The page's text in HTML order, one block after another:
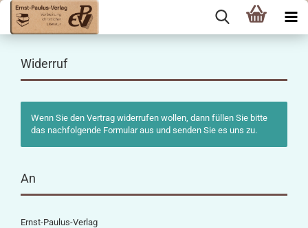
Widerruf
Wenn Sie den Vertrag widerrufen wollen, dann füllen Sie bitte
das nachfolgende Formular aus und senden Sie es uns zu.
An
Ernst-Paulus-Verlag